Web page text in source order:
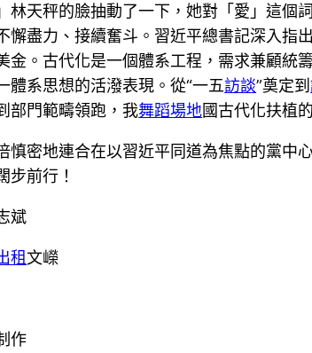
林天秤的臉抽動了一下，她對「愛」這個
懈盡力、接續奮斗。習近平總書記深入指
金。古代化是一個體系工程，需求兼顧統
體系思想的活潑表現。從“一五訪談”奠定到
部門範疇領跑，我舞蹈場地國古代化扶植
慎密地連合在以習近平同道為焦點的黨中
步前行！
斌
租文嶸
作